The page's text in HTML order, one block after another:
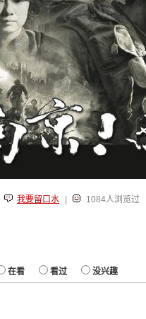
我要留口水 1084人浏览过
在看 看过 没兴趣